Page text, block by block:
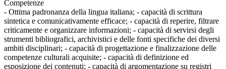
Competenze
- Ottima padronanza della lingua italiana; - capacità di scrittura
sintetica e comunicativamente efficace; - capacità di reperire, filtrare
criticamente e organizzare informazioni; - capacità di servirsi degli
strumenti bibliografici, archivistici e delle fonti specifiche dei diversi
ambiti disciplinari; - capacità di progettazione e finalizzazione delle
competenze culturali acquisite; - capacità di definizione ed
esposizione dei contenuti; - capacità di argomentazione su registri